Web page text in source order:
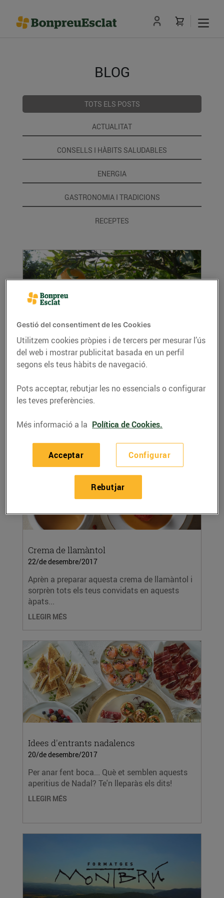
BLOG
TOTS ELS POSTS
ACTUALITAT
CONSELLS I HÀBITS SALUDABLES
ENERGIA
GASTRONOMIA I TRADICIONS
RECEPTES
Encara no coneixes les clementines de
les Terres de l'Ebre?
A Bonpreu i Esclat apostem per la qualitat
d'aquests cítrics ebrencs amb Indicació
LLEGIR MÉS
Crema de llamàntol
22/de desembre/2017
Aprèn a preparar aquesta crema de llamàntol i
sorprèn tots els teus convidats en aquests
àpats...
LLEGIR MÉS
Idees d'entrants nadalencs
20/de desembre/2017
Per anar fent boca... Què et semblen aquests
aperitius de Nadal? Te'n lleparàs els dits!
LLEGIR MÉS
Gestió del consentiment de les Cookies
Utilitzem cookies pròpies i de tercers per mesurar l’ús
del web i mostrar publicitat basada en un perfil
segons els teus hàbits de navegació.
Pots acceptar, rebutjar les no essencials o configurar
les teves preferències.
Més informació a la Política de Cookies.
Configurar
Rebutjar
Acceptar